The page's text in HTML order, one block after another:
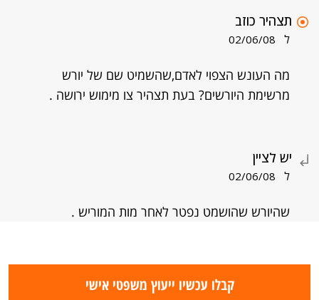
תצהיר כוזב
ל 02/06/08
מה העונש הצפוי לאדם,שהשמיט שם של יורש
מרשימת היורשים? בעת תצהיר צו מימוש ירושה .
יש לציין
ל 02/06/08
שהיורש שהושמט נפטר לאחר מות המוריש .
קבלו עכשיו ייעוץ משפטי אישי